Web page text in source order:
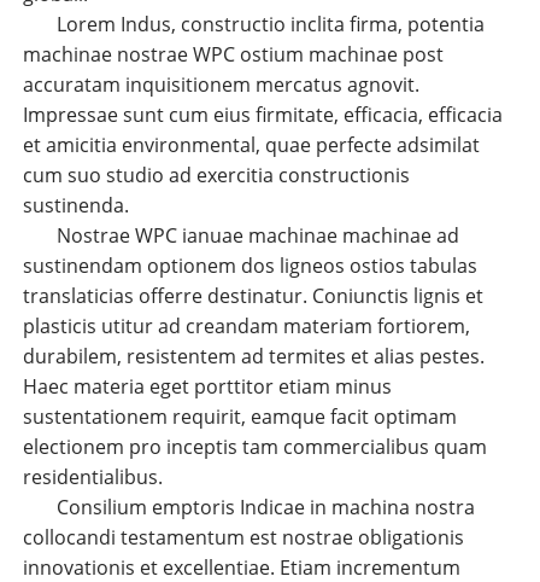
Lorem Indus, constructio inclita firma, potentia
machinae nostrae WPC ostium machinae post
accuratam inquisitionem mercatus agnovit.
Impressae sunt cum eius firmitate, efficacia, efficacia
et amicitia environmental, quae perfecte adsimilat
cum suo studio ad exercitia constructionis
sustinenda.
Nostrae WPC ianuae machinae machinae ad
sustinendam optionem dos ligneos ostios tabulas
translaticias offerre destinatur. Coniunctis lignis et
plasticis utitur ad creandam materiam fortiorem,
durabilem, resistentem ad termites et alias pestes.
Haec materia eget porttitor etiam minus
sustentationem requirit, eamque facit optimam
electionem pro inceptis tam commercialibus quam
residentialibus.
Consilium emptoris Indicae in machina nostra
collocandi testamentum est nostrae obligationis
innovationis et excellentiae. Etiam incrementum